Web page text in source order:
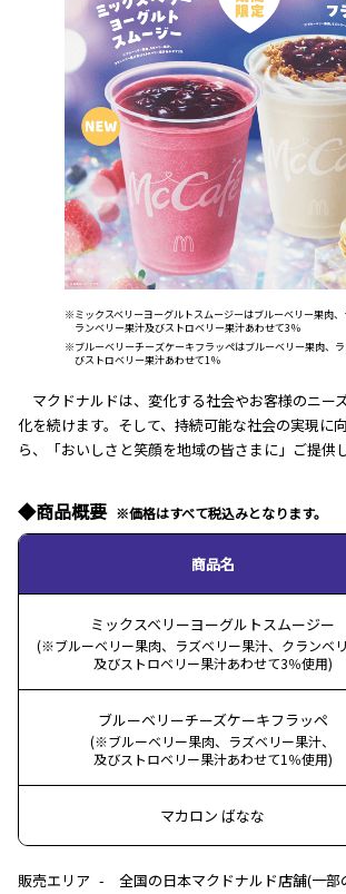
※ミックスベリーヨーグルトスムージーはブルーベリー果肉
ランベリー果汁及びストロベリー果汁あわせて3％
※ブルーベリーチーズケーキフラッペはブルーベリー果肉、
びストロベリー果汁あわせて1％
マクドナルドは、変化する社会やお客様のニー
化を続けます。そして、持続可能な社会の実現に
ら、「おいしさと笑顔を地域の皆さまに」ご提供
◆商品概要 ※価格はすべて税込みとなります。
商品名
ミックスベリーヨーグルトスムージー
(※ブルーベリー果肉、ラズベリー果汁、クランベ
及びストロベリー果汁あわせて3％使用)
ブルーベリーチーズケーキフラッペ
(※ブルーベリー果肉、ラズベリー果汁、
及びストロベリー果汁あわせて1％使用)
マカロン ばなな
販売エリア 全国の日本マクドナルド店舗(一部